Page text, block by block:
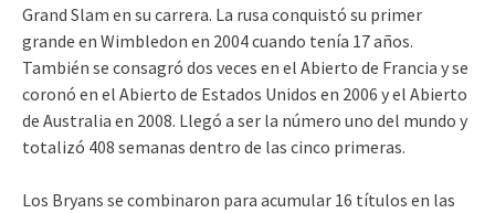
Grand Slam en su carrera. La rusa conquistó su primer
grande en Wimbledon en 2004 cuando tenía 17 años.
También se consagró dos veces en el Abierto de Francia y se
coronó en el Abierto de Estados Unidos en 2006 y el Abierto
de Australia en 2008. Llegó a ser la número uno del mundo y
totalizó 408 semanas dentro de las cinco primeras.
Los Bryans se combinaron para acumular 16 títulos en las